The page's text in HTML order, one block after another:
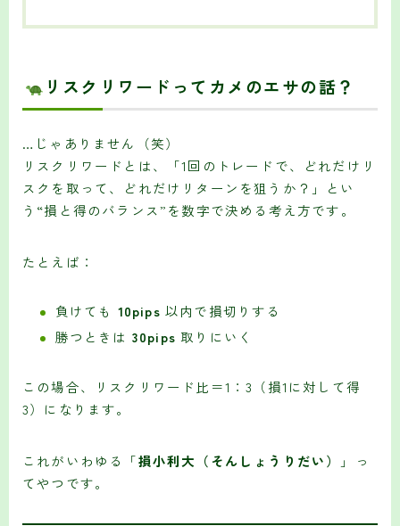
リスクリワードってカメのエサの話？
…じゃありません（笑）
リスクリワードとは、「1回のトレードで、どれだけリ
スクを取って、どれだけリターンを狙うか？」とい
う“損と得のバランス”を数字で決める考え方です。
たとえば：
負けても 10pips 以内で損切りする
勝つときは 30pips 取りにいく
この場合、リスクリワード比＝1：3（損1に対して得
3）になります。
これがいわゆる「損小利大（そんしょうりだい）
」っ
てやつです。